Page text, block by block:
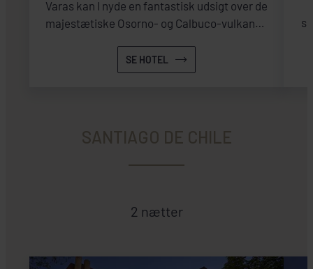
Varas kan I nyde en fantastisk udsigt over de
majestætiske Osorno- og Calbuco-vulkaner.
attraktioner. Se her!
SE HOTEL
SANTIAGO DE CHILE
2 nætter